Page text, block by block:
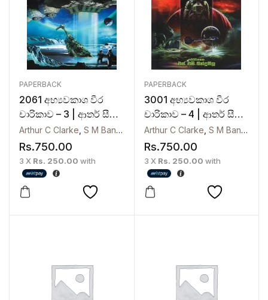
PAPERBACK
2061 අභ්‍යවකාශ වීර
චාරිකාව – 3 | ආතර් සී
ක්ලාක්
Arthur C Clarke S M Banduseela
Rs.750.00
3 X Rs. 250.00 with
PAPERBACK
3001 අභ්‍යවකාශ වීර
චාරිකාව – 4 | ආතර් සී
ක්ලාක්
Arthur C Clarke S M Banduseela
Rs.750.00
3 X Rs. 250.00 with